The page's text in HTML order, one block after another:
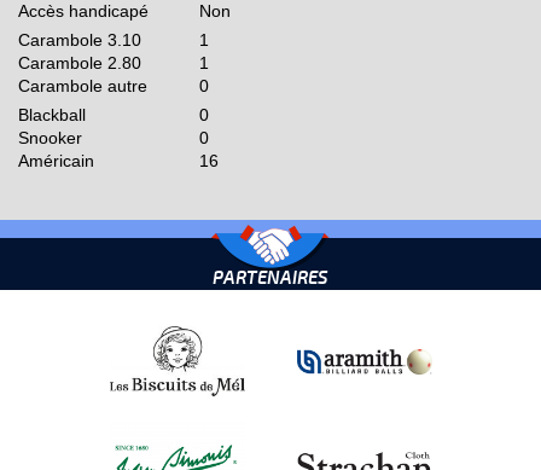
Accès handicapé
Non
Carambole 3.10
1
Carambole 2.80
1
Carambole autre
0
Blackball
0
Snooker
0
Américain
16
PARTENAIRES